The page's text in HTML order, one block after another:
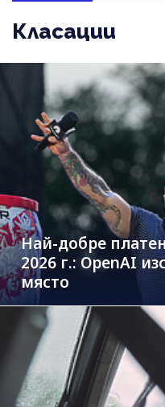
Класации
Най-добре
2026 г.: OpenAI
място